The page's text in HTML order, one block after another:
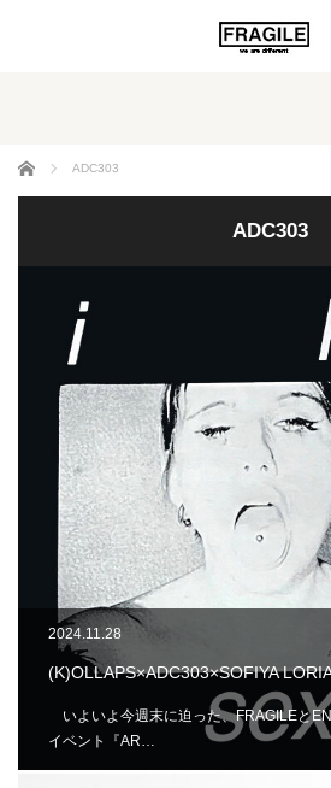
ホーム ADC303
ADC303
2024.11.28
(K)OLLAPS×ADC303×SOFIYA
いよいよ今週末に迫った、FRAGILEと
イベント『AR…